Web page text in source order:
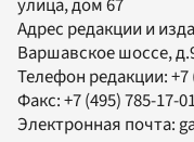
Адрес редакции и
Варшавское шоссе,
Телефон редакции:+7
Факс:+7 (495) 785-17-
Электронная почта: